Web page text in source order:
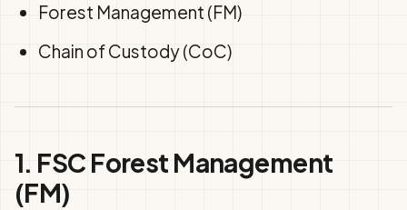
Forest Management (FM)
Chain of Custody (CoC)
1. FSC Forest Management
(FM)